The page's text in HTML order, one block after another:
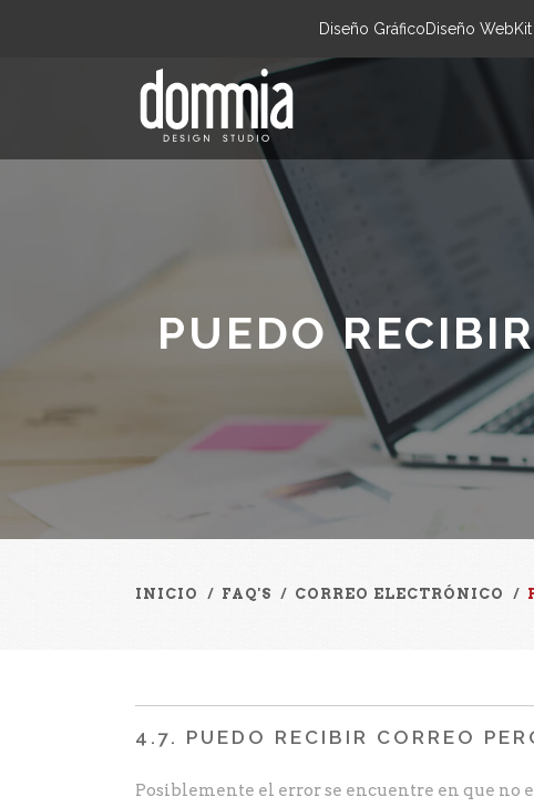
Diseño GráficoDiseño Web
PUEDO
INICIO / FAQ'S / CORREO ELECTRÓNICO /
4.7. PUEDO RECIBIR CORREO
Posiblemente el error se encuentre en que no